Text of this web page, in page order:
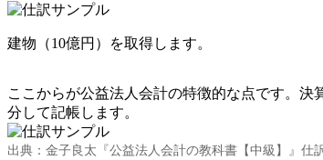
建物（10億円）を取得します。
ここからが公益法人会計の特徴的な点です。
分して記帳します。
出典：金子良太『公益法人会計の教科書【中級】』仕